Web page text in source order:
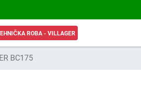
ROBA - VILLAGER
BC175